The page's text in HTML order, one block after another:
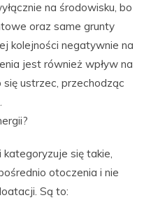
na środowisku, bo
oraz same grunty
kolejności negatywnie na
jest również wpływ na
ustrzec, przechodząc
kategoryzuje się takie,
otoczenia i nie
Są to: